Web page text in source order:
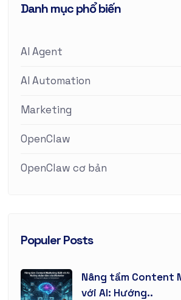
Danh mục phổ biến
AI Agent
AI Automation
Marketing
OpenClaw
OpenClaw cơ bản
Populer Posts
Nâng tầm Content
với AI: Hướng..